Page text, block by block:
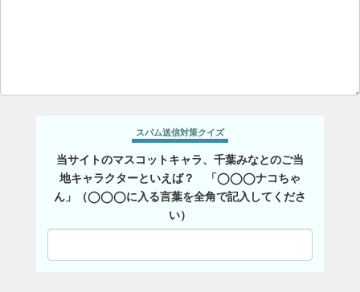
スパム送信対策クイズ
当サイトのマスコットキャラ、千葉みなとのご当
地キャラクターといえば？ 「◯◯◯ナコちゃ
ん」（◯◯◯に入る言葉を全角で記入してくださ
い）